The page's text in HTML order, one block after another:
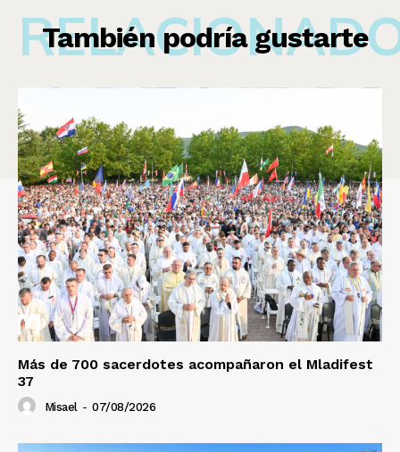
También podría gustarte
Más de 700 sacerdotes acompañaron el Mladifest
37
Misael - 07/08/2026